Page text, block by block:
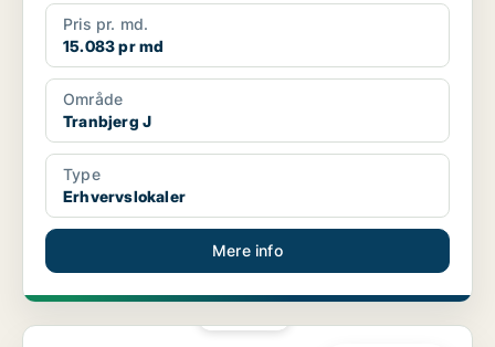
Pris pr. md.
15.083 pr md
Område
Tranbjerg J
Type
Erhvervslokaler
Mere info
Kontor i Vejle